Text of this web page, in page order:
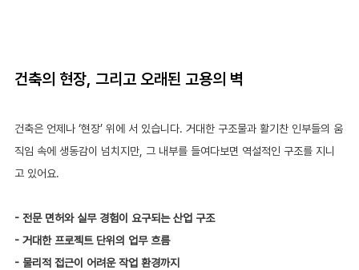
건축의 현장, 그리고 오래된 고용의 벽
건축은 언제나 ‘현장’ 위에 서 있습니다. 거대한 구조물과 활기찬 인부들의 움
직임 속에 생동감이 넘치지만, 그 내부를 들여다보면 역설적인 구조를 지니
고 있어요.
- 전문 면허와 실무 경험이 요구되는 산업 구조
- 거대한 프로젝트 단위의 업무 흐름
- 물리적 접근이 어려운 작업 환경까지